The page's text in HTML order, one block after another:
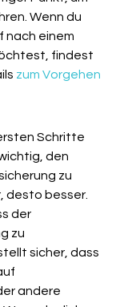
Wenn du
nach einem
findest
zum Vorgehen
Schritte
den
zu
desto besser.
der
zu
sicher, dass
andere